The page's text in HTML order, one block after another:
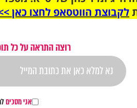
לקבוצת הווטסאפ לחצו כאן
רוצה התראה על כל
אני מסכים